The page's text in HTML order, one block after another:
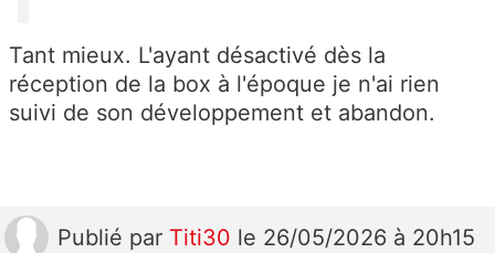
Tant mieux. L'ayant désactivé dès la
réception de la box à l'époque je n'ai rien
suivi de son développement et abandon.
Publié par Titi30 le 26/05/2026 à 20h15